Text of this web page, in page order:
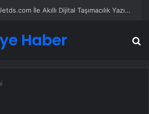
UETDS Nedir ? Uetds.com İle Akıllı Dijital Taşımacılık Yazılımı
Haber